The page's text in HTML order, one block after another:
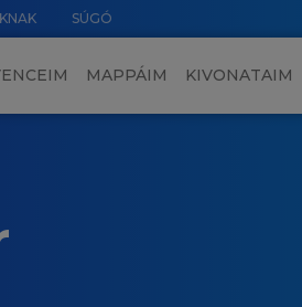
SÚGÓ
MAPPÁIM KIVONATAIM